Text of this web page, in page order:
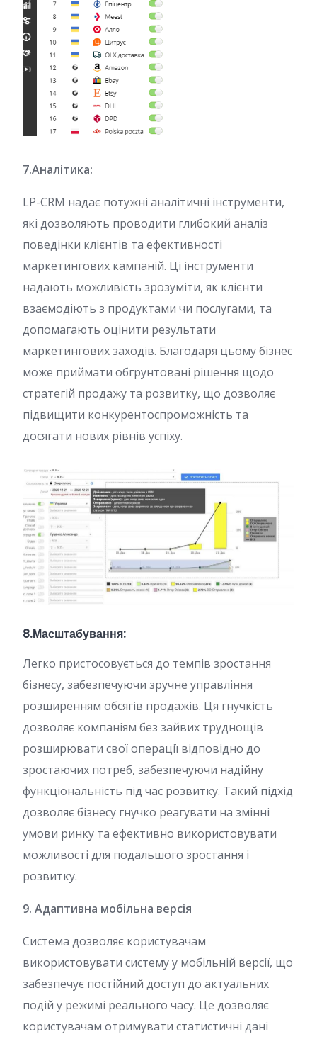
7.Аналітика:
LP-CRM надає потужні аналітичні інструменти,
які дозволяють проводити глибокий аналіз
поведінки клієнтів та ефективності
маркетингових кампаній. Ці інструменти
надають можливість зрозуміти, як клієнти
взаємодіють з продуктами чи послугами, та
допомагають оцінити результати
маркетингових заходів. Благодаря цьому бізнес
може приймати обгрунтовані рішення щодо
стратегій продажу та розвитку, що дозволяє
підвищити конкурентоспроможність та
досягати нових рівнів успіху.
8.Масштабування:
Легко пристосовується до темпів зростання
бізнесу, забезпечуючи зручне управління
розширенням обсягів продажів. Ця гнучкість
дозволяє компаніям без зайвих труднощів
розширювати свої операції відповідно до
зростаючих потреб, забезпечуючи надійну
функціональність під час розвитку. Такий підхід
дозволяє бізнесу гнучко реагувати на змінні
умови ринку та ефективно використовувати
можливості для подальшого зростання і
розвитку.
9. Адаптивна мобільна версія
Система дозволяє користувачам
використовувати систему у мобільній версії, що
забезпечує постійний доступ до актуальних
подій у режимі реального часу. Це дозволяє
користувачам отримувати статистичні дані